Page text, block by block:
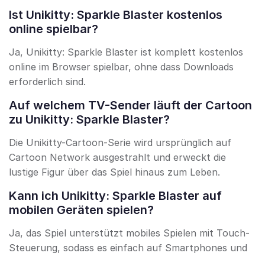
Ist Unikitty: Sparkle Blaster kostenlos
online spielbar?
Ja, Unikitty: Sparkle Blaster ist komplett kostenlos
online im Browser spielbar, ohne dass Downloads
erforderlich sind.
Auf welchem TV-Sender läuft der Cartoon
zu Unikitty: Sparkle Blaster?
Die Unikitty-Cartoon-Serie wird ursprünglich auf
Cartoon Network ausgestrahlt und erweckt die
lustige Figur über das Spiel hinaus zum Leben.
Kann ich Unikitty: Sparkle Blaster auf
mobilen Geräten spielen?
Ja, das Spiel unterstützt mobiles Spielen mit Touch-
Steuerung, sodass es einfach auf Smartphones und